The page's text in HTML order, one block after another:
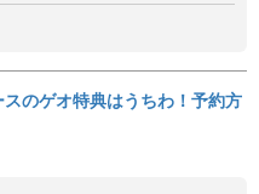
のゲオ特典はうちわ！予約方